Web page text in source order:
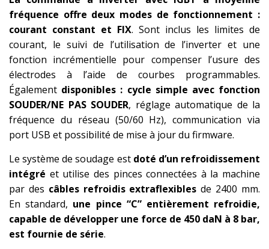
fréquence offre deux modes de fonctionnement :
courant constant et FIX. Sont inclus les limites de
courant, le suivi de l’utilisation de l’inverter et une
fonction incrémentielle pour compenser l’usure des
électrodes à l’aide de courbes programmables.
Également disponibles : cycle simple avec fonction
SOUDER/NE PAS SOUDER, réglage automatique de la
fréquence du réseau (50/60 Hz), communication via
port USB et possibilité de mise à jour du firmware.
Le système de soudage est doté d’un refroidissement
intégré et utilise des pinces connectées à la machine
par des câbles refroidis extraflexibles de 2400 mm.
En standard, une pince “C” entièrement refroidie,
capable de développer une force de 450 daN à 8 bar,
est fournie de série.